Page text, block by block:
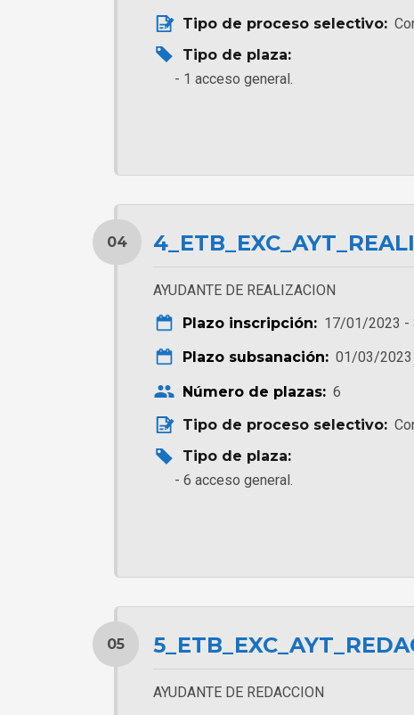
Tipo de proceso selectivo:
Tipo de plaza:
1 acceso general.
04
AYUDANTE DE REALIZACION
Plazo inscripción: 17/01/2023 -
Plazo subsanación: 01/03/
Número de plazas: 6
Tipo de proceso selectivo:
Tipo de plaza:
6 acceso general.
05
AYUDANTE DE REDACCION